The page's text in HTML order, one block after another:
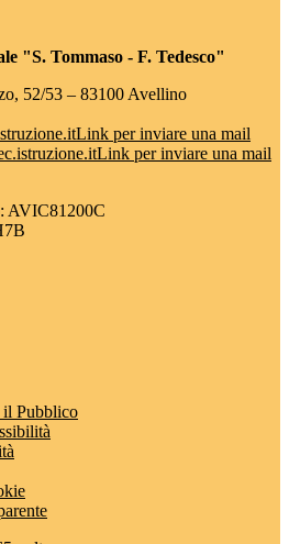
"S. Tommaso - F. Tedesco"
52/53 – 83100 Avellino
Link per inviare una mail
Link per inviare una mail
AVIC81200C
Pubblico